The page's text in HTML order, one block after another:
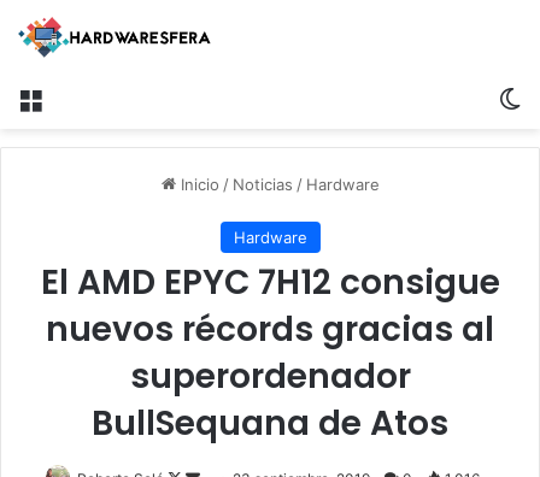
Inicio / Noticias / Hardware
Hardware
El AMD EPYC 7H12 consigue
nuevos récords gracias al
superordenador
BullSequana de Atos